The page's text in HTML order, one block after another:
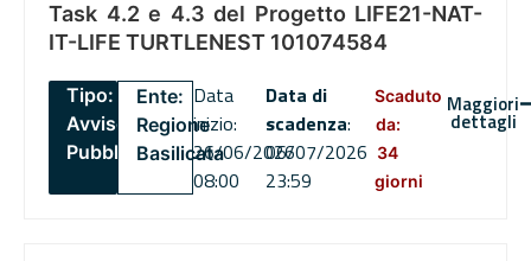
Task 4.2 e 4.3 del Progetto LIFE21-NAT-
IT-LIFE TURTLENEST 101074584
Tipo:
Avviso
Pubblico
Ente:
Regione
Basilicata
Data
inizio:
26/06/2026
08:00
Data di
scadenza:
06/07/2026
23:59
Scaduto
da:
34
giorni
Maggiori
dettagli